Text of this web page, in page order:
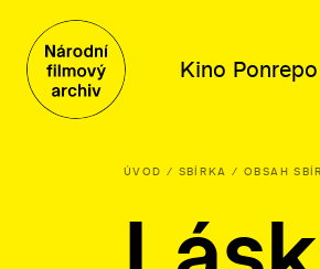
Kino Ponrepo
Program
Filmy
Tematické výběry
Poslání a historie
ÚVOD SBÍRKA OBSAH